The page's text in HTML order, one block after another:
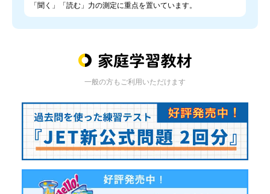
「聞く」「読む」力の測定に重点を置いています。
一般の方もご利用いただけます